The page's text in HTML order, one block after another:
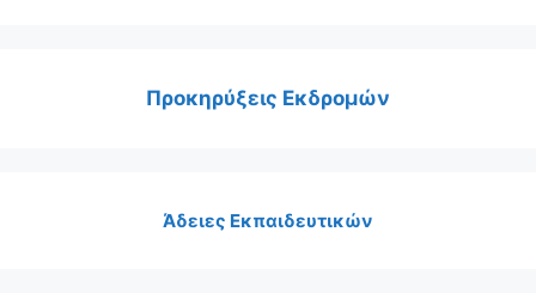
Προκηρύξεις Εκδρομών
Άδειες Εκπαιδευτικών